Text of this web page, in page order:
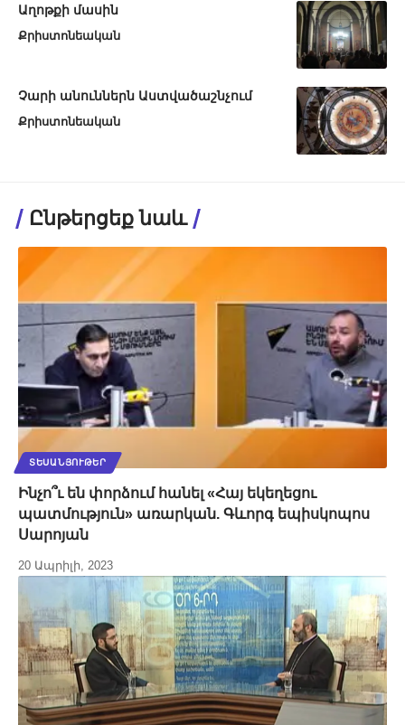
Աղոթքի մասին
Քրիստոնեական
Չարի անուններն Աստվածաշնչում
Քրիստոնեական
Ընթերցեք նաև
ՏԵՍԱՆՅՈՒԹԵՐ
Ինչո՞ւ են փորձում հանել «Հայ եկեղեցու
պատմություն» առարկան. Գևորգ եպիսկոպոս
Սարոյան
20 Ապրիլի, 2023